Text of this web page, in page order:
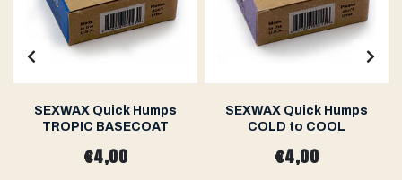
SEXWAX Quick Humps
TROPIC BASECOAT
€4,00
SEXWAX Quick Humps
COLD to COOL
€4,00